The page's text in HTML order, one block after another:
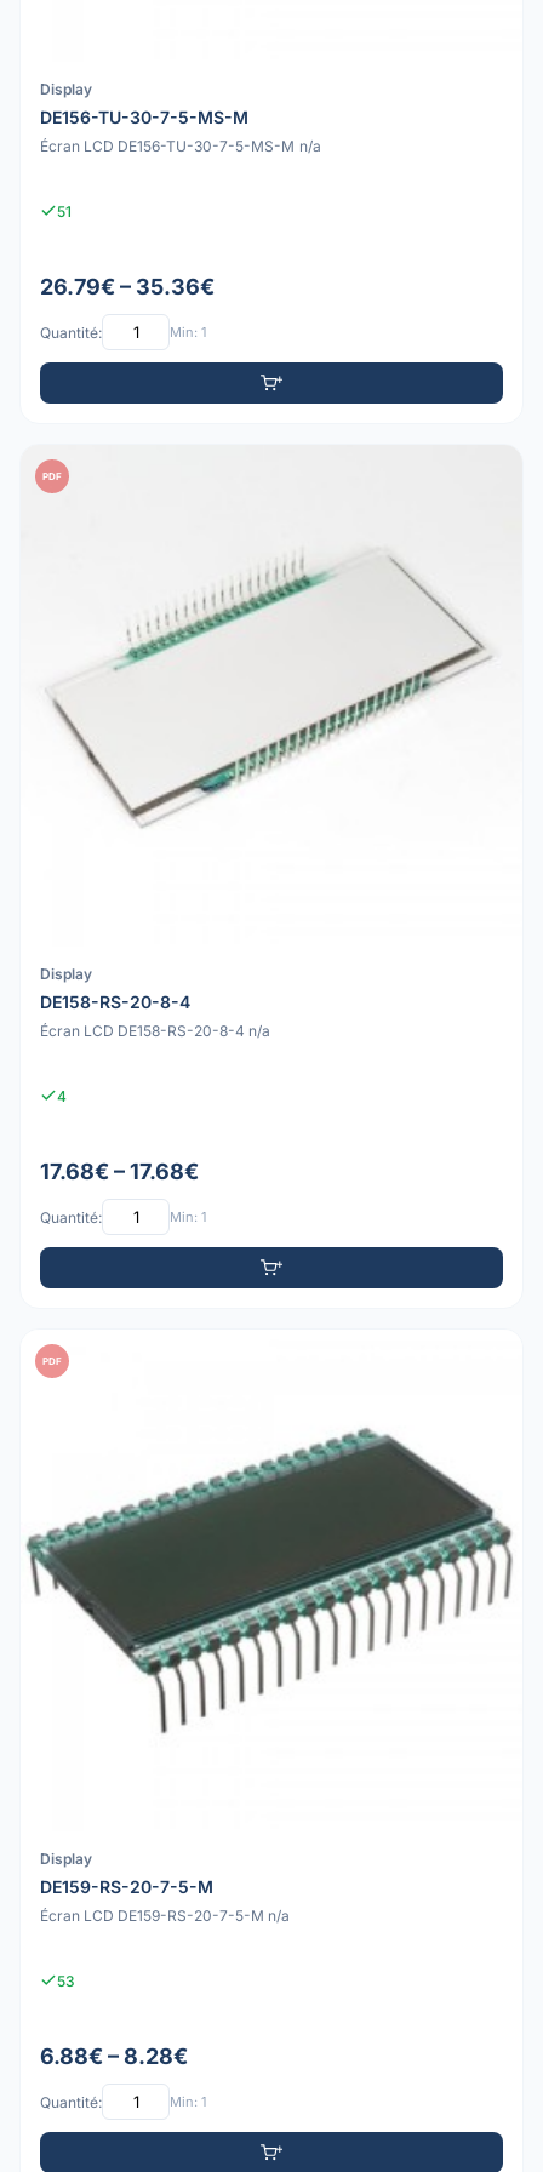
Display
DE156-TU-30-7-5-MS-M
Écran LCD DE156-TU-30-7-5-MS-M n/a
51
26.79€ – 35.36€
Quantité: Min: 1
PDF
Display
DE158-RS-20-8-4
Écran LCD DE158-RS-20-8-4 n/a
4
17.68€ – 17.68€
Quantité: Min: 1
PDF
Display
DE159-RS-20-7-5-M
Écran LCD DE159-RS-20-7-5-M n/a
53
6.88€ – 8.28€
Quantité: Min: 1